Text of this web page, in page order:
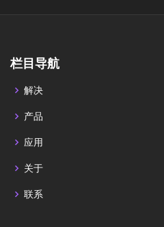
栏目导航
解决
产品
应用
关于
联系